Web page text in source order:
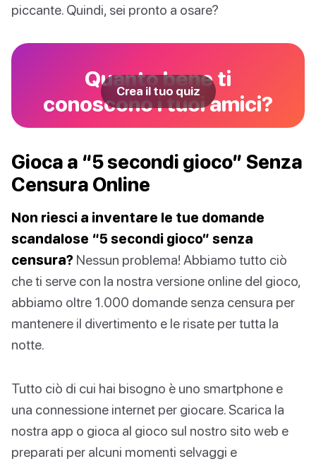
piccante. Quindi, sei pronto a osare?
Quanto bene ti
conoscono i tuoi amici?
Crea il tuo quiz
Gioca a “5 secondi gioco” Senza
Censura Online
Non riesci a inventare le tue domande
scandalose “5 secondi gioco” senza
censura? Nessun problema! Abbiamo tutto ciò
che ti serve con la nostra versione online del gioco,
abbiamo oltre 1.000 domande senza censura per
mantenere il divertimento e le risate per tutta la
notte.
Tutto ciò di cui hai bisogno è uno smartphone e
una connessione internet per giocare. Scarica la
nostra app o gioca al gioco sul nostro sito web e
preparati per alcuni momenti selvaggi e